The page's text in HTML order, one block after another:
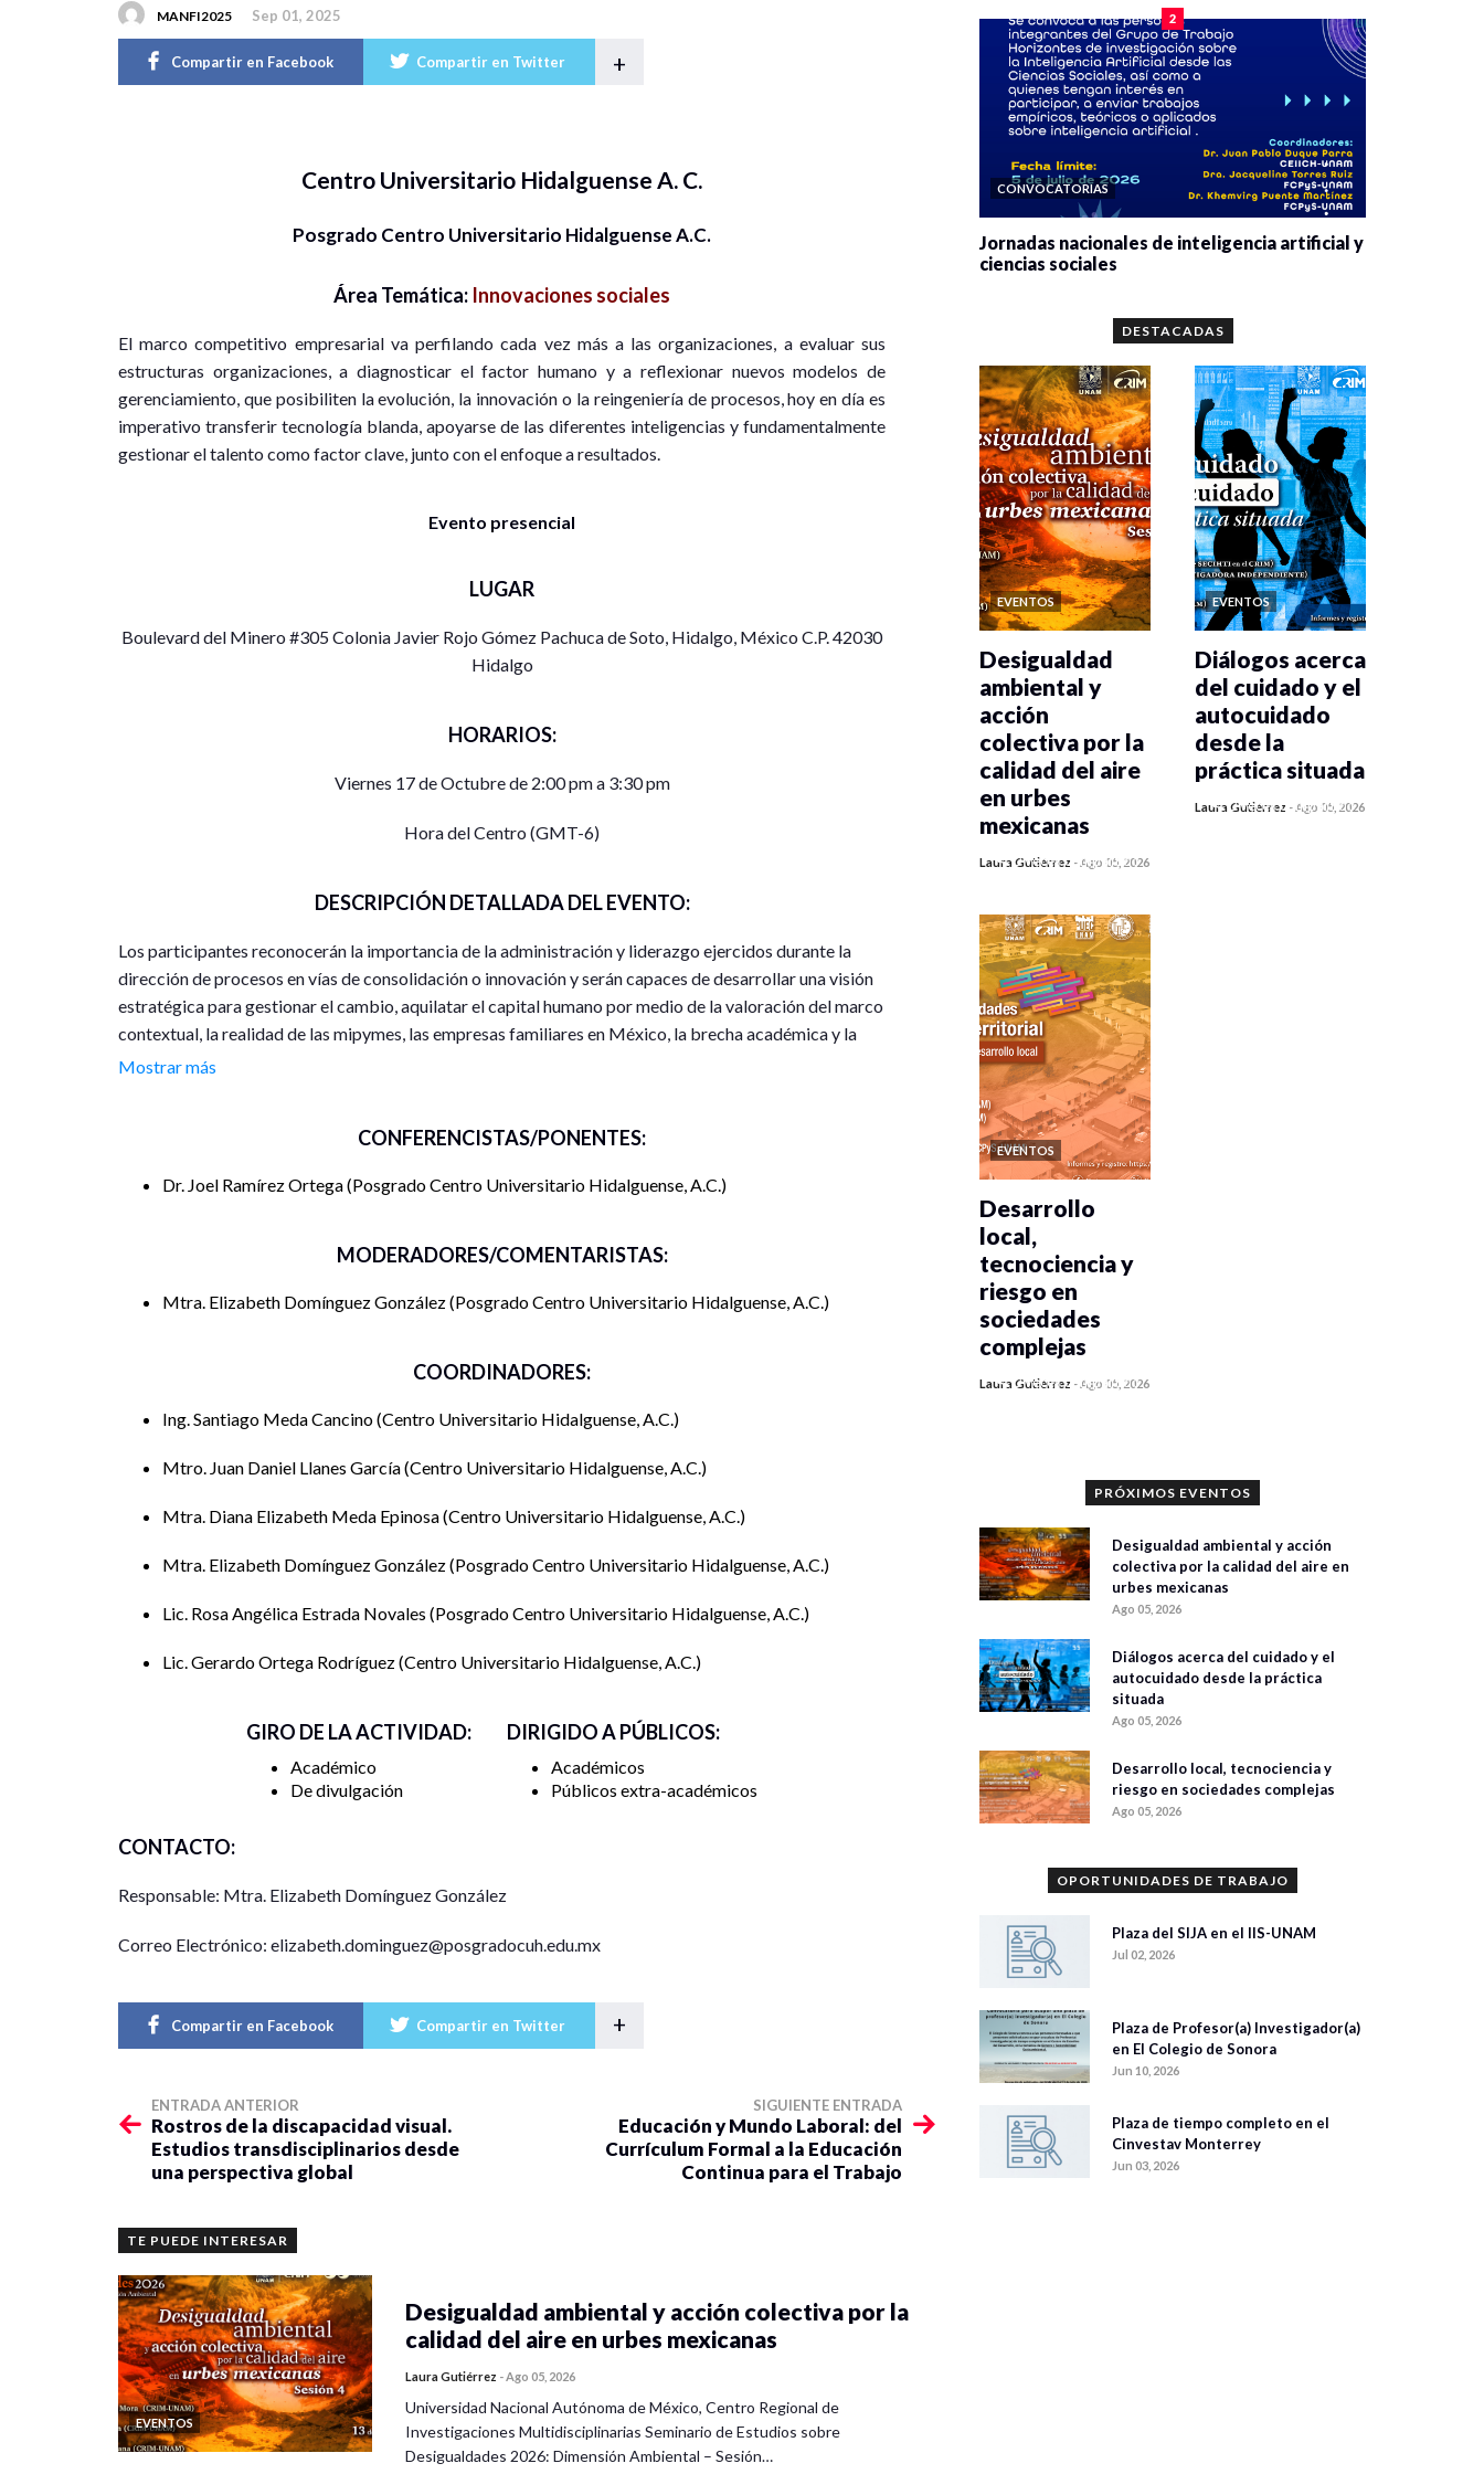
MANFI2025 Sep 01, 2025
Compartir en Facebook Compartir en Twitter +
Centro Universitario Hidalguense A. C.
Posgrado Centro Universitario Hidalguense A.C.
Área Temática: Innovaciones sociales
El marco competitivo empresarial va perfilando cada vez más a las organizaciones, a evaluar sus
estructuras organizaciones, a diagnosticar el factor humano y a reflexionar nuevos modelos de
gerenciamiento, que posibiliten la evolución, la innovación o la reingeniería de procesos, hoy en día es
imperativo transferir tecnología blanda, apoyarse de las diferentes inteligencias y fundamentalmente
gestionar el talento como factor clave, junto con el enfoque a resultados.
Evento presencial
LUGAR
Boulevard del Minero #305 Colonia Javier Rojo Gómez Pachuca de Soto, Hidalgo, México C.P. 42030
Hidalgo
HORARIOS:
Viernes 17 de Octubre de 2:00 pm a 3:30 pm
Hora del Centro (GMT-6)
DESCRIPCIÓN DETALLADA DEL EVENTO:
Los participantes reconocerán la importancia de la administración y liderazgo ejercidos durante la
dirección de procesos en vías de consolidación o innovación y serán capaces de desarrollar una visión
estratégica para gestionar el cambio, aquilatar el capital humano por medio de la valoración del marco
contextual, la realidad de las mipymes, las empresas familiares en México, la brecha académica y la
realidad empresarial, la necesidad de evolucionar la gerencia operativa en el marco de los modelos de
Marco Contextual, – Cuando el ser jefe no basta.
La necesidad de evolucionar la gerencia operativa.
El modelo de Gestión y la administración estratégica.
El Talento dentro del Sistema de Gestión.
La identificación de Metodologías y herramientas.
Mostrar más
CONFERENCISTAS/PONENTES:
Dr. Joel Ramírez Ortega Posgrado Centro Universitario Hidalguense, A.C.
MODERADORES/COMENTARISTAS:
Mtra. Elizabeth Domínguez González Posgrado Centro Universitario Hidalguense, A.C.
COORDINADORES:
Ing. Santiago Meda Cancino Centro Universitario Hidalguense, A.C.
Mtro. Juan Daniel Llanes García Centro Universitario Hidalguense, A.C.
Mtra. Diana Elizabeth Meda Epinosa Centro Universitario Hidalguense, A.C.
Mtra. Elizabeth Domínguez González Posgrado Centro Universitario Hidalguense, A.C.
Lic. Rosa Angélica Estrada Novales Posgrado Centro Universitario Hidalguense, A.C.
Lic. Gerardo Ortega Rodríguez Centro Universitario Hidalguense, A.C.
GIRO DE LA ACTIVIDAD:
Académico
De divulgación
DIRIGIDO A PÚBLICOS:
Académicos
Públicos extra-académicos
CONTACTO:
Responsable: Mtra. Elizabeth Domínguez González
Correo Electrónico: elizabeth.dominguez@posgradocuh.edu.mx
Compartir en Facebook Compartir en Twitter +
ENTRADA ANTERIOR
Rostros de la discapacidad visual.
Estudios transdisciplinarios desde
una perspectiva global
SIGUIENTE ENTRADA
Educación y Mundo Laboral: del
Currículum Formal a la Educación
Continua para el Trabajo
TE PUEDE INTERESAR
EVENTOS
Desigualdad ambiental y acción colectiva por la
calidad del aire en urbes mexicanas
Laura Gutiérrez -Ago 05, 2026
Universidad Nacional Autónoma de México, Centro Regional de
Investigaciones Multidisciplinarias Seminario de Estudios sobre
Desigualdades 2026: Dimensión Ambiental – Sesión…
2
CONVOCATORIAS
Jornadas nacionales de inteligencia artificial y
ciencias sociales
DESTACADAS
EVENTOS
0 veces compartido
Desigualdad
ambiental y
acción
colectiva por la
calidad del aire
en urbes
mexicanas
Laura Gutiérrez -Ago 05, 2026
EVENTOS
0 veces compartido
Diálogos acerca
del cuidado y el
autocuidado
desde la
práctica situada
Laura Gutiérrez -Ago 05, 2026
EVENTOS
0 veces compartido
Desarrollo
local,
tecnociencia y
riesgo en
sociedades
complejas
Laura Gutiérrez -Ago 05, 2026
PRÓXIMOS EVENTOS
Desigualdad ambiental y acción
colectiva por la calidad del aire en
urbes mexicanas
Ago 05, 2026
Diálogos acerca del cuidado y el
autocuidado desde la práctica
situada
Ago 05, 2026
Desarrollo local, tecnociencia y
riesgo en sociedades complejas
Ago 05, 2026
OPORTUNIDADES DE TRABAJO
Plaza del SIJA en el IIS-UNAM
Jul 02, 2026
Plaza de Profesor(a) Investigador(a)
en El Colegio de Sonora
Jun 10, 2026
Plaza de tiempo completo en el
Cinvestav Monterrey
Jun 03, 2026